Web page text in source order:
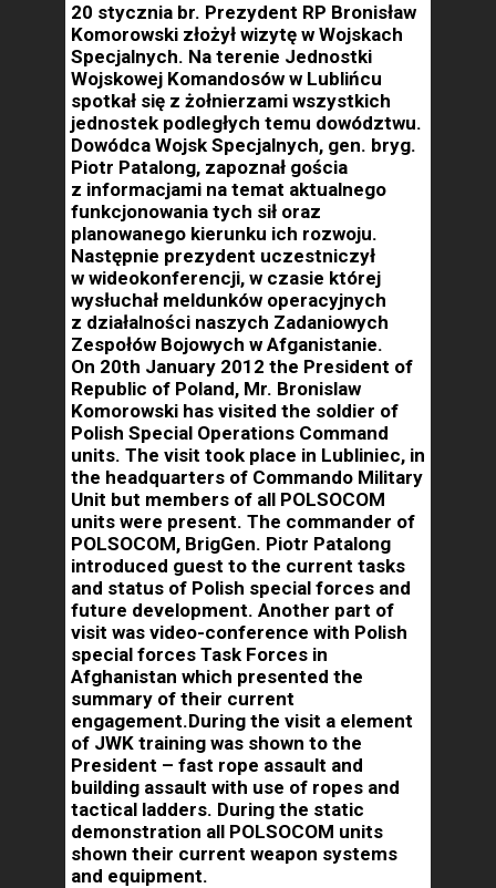
20 stycznia br. Prezydent RP Bronisław
Komorowski złożył wizytę w Wojskach
Specjalnych. Na terenie Jednostki
Wojskowej Komandosów w Lublińcu
spotkał się z żołnierzami wszystkich
jednostek podległych temu dowództwu.
Dowódca Wojsk Specjalnych, gen. bryg.
Piotr Patalong, zapoznał gościa
z informacjami na temat aktualnego
funkcjonowania tych sił oraz
planowanego kierunku ich rozwoju.
Następnie prezydent uczestniczył
w wideokonferencji, w czasie której
wysłuchał meldunków operacyjnych
z działalności naszych Zadaniowych
Zespołów Bojowych w Afganistanie.
On 20th January 2012 the President of
Republic of Poland, Mr. Bronislaw
Komorowski has visited the soldier of
Polish Special Operations Command
units. The visit took place in Lubliniec, in
the headquarters of Commando Military
Unit but members of all POLSOCOM
units were present. The commander of
POLSOCOM, BrigGen. Piotr Patalong
introduced guest to the current tasks
and status of Polish special forces and
future development. Another part of
visit was video-conference with Polish
special forces Task Forces in
Afghanistan which presented the
summary of their current
engagement.During the visit a element
of JWK training was shown to the
President – fast rope assault and
building assault with use of ropes and
tactical ladders. During the static
demonstration all POLSOCOM units
shown their current weapon systems
and equipment.